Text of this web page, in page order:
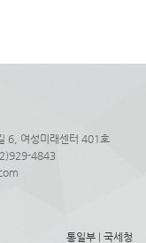
6, 여성미래센터 401호
4843
통일부 국세청